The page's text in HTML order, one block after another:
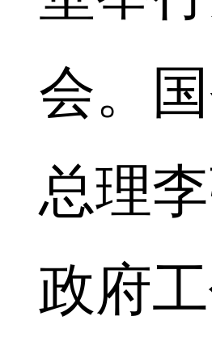
会。
总理
政府